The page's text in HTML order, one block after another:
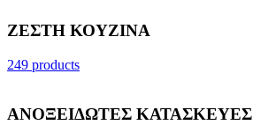
ΖΕΣΤΗ ΚΟΥΖΙΝΑ
249 products
ΑΝΟΞΕΙΔΩΤΕΣ ΚΑΤΑΣΚΕΥΕΣ